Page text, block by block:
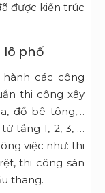
được kiến trúc
lô phố
các công
thi công xây
đổ bê tông,…
tầng 1, 2, 3, …
việc như: thi
thi công sàn
thang.